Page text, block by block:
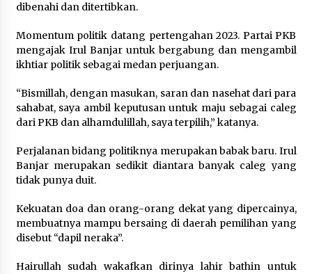
dibenahi dan ditertibkan.
Momentum politik datang pertengahan 2023. Partai PKB
mengajak Irul Banjar untuk bergabung dan mengambil
ikhtiar politik sebagai medan perjuangan.
“Bismillah, dengan masukan, saran dan nasehat dari para
sahabat, saya ambil keputusan untuk maju sebagai caleg
dari PKB dan alhamdulillah, saya terpilih,” katanya.
Perjalanan bidang politiknya merupakan babak baru. Irul
Banjar merupakan sedikit diantara banyak caleg yang
tidak punya duit.
Kekuatan doa dan orang-orang dekat yang dipercainya,
membuatnya mampu bersaing di daerah pemilihan yang
disebut “dapil neraka”.
Hairullah sudah wakafkan dirinya lahir bathin untuk